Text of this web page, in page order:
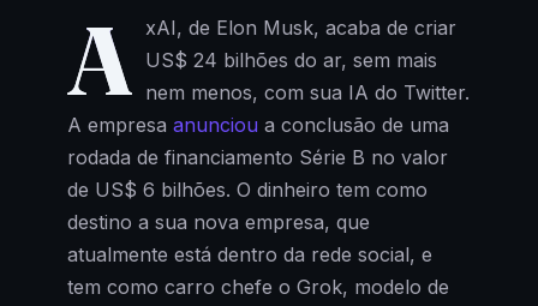
A xAI, de Elon Musk, acaba de criar
US$ 24 bilhões do ar, sem mais
nem menos, com sua IA do Twitter.
A empresa anunciou a conclusão de uma
rodada de financiamento Série B no valor
de US$ 6 bilhões. O dinheiro tem como
destino a sua nova empresa, que
atualmente está dentro da rede social, e
tem como carro chefe o Grok, modelo de